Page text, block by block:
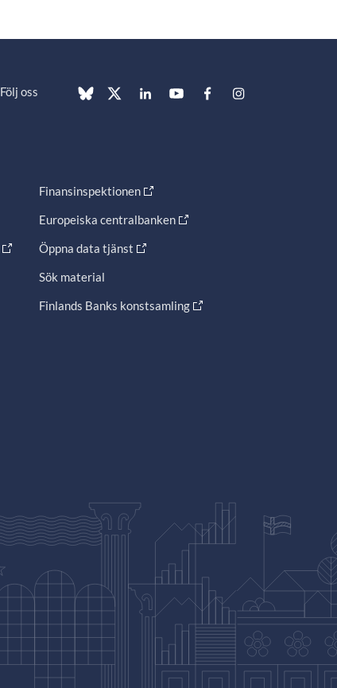
Följ oss
Finansinspektionen
Europeiska centralbanken
Öppna data tjänst
Sök material
Finlands Banks konstsamling